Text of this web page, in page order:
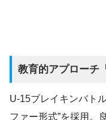
教育的アプローチ
U-15ブレイキンバト
ファー形式”を採用。